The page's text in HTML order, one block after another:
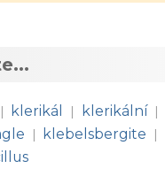
| klerikál | klerikální |
| klebelsbergite |